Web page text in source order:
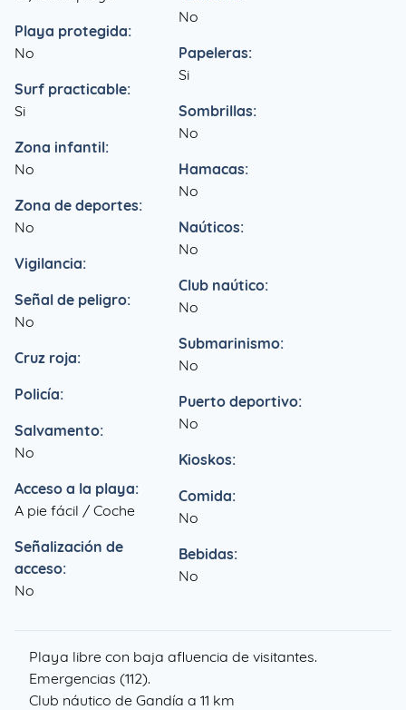
Playa protegida:
No
Surf practicable:
Si
Zona infantil:
No
Zona de deportes:
No
Vigilancia:
Señal de peligro:
No
Cruz roja:
Policía:
Salvamento:
No
Acceso a la playa:
A pie fácil / Coche
Señalización de
acceso:
No
No
Papeleras:
Si
Sombrillas:
No
Hamacas:
No
Naúticos:
No
Club naútico:
No
Submarinismo:
No
Puerto deportivo:
No
Kioskos:
Comida:
No
Bebidas:
No
Playa libre con baja afluencia de visitantes.
Emergencias (112).
Club náutico de Gandía a 11 km